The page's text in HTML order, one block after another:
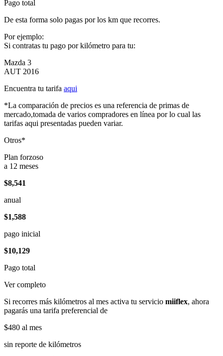
Pago total
De esta forma solo pagas por los km que recorres.
Por ejemplo:
Si contratas tu pago por kilómetro para tu:
Mazda 3
AUT 2016
Encuentra tu tarifa aqui
*La comparación de precios es una referencia de primas de
mercado,tomada de varios compradores en línea por lo cual las
tarifas aqui presentadas pueden variar.
Otros*
Plan forzoso
a 12 meses
$8,541
anual
$1,588
pago inicial
$10,129
Pago total
Ver completo
Si recorres más kilómetros al mes activa tu servicio miiflex, ahora
pagarás una tarifa preferencial de
$480 al mes
sin reporte de kilómetros